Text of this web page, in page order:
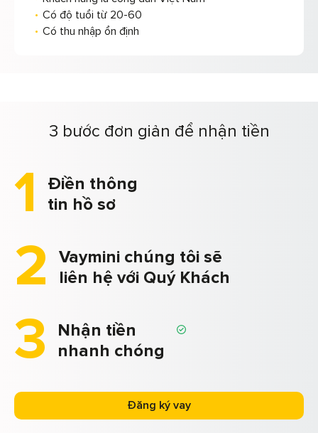
Có độ tuổi từ 20-60
Có thu nhập ổn định
3 bước đơn giản để nhận tiền
1
Điền thông
tin hồ sơ
2
Vaymini chúng tôi sẽ
liên hệ với Quý Khách
3
Nhận tiền
nhanh chóng
Đăng ký vay